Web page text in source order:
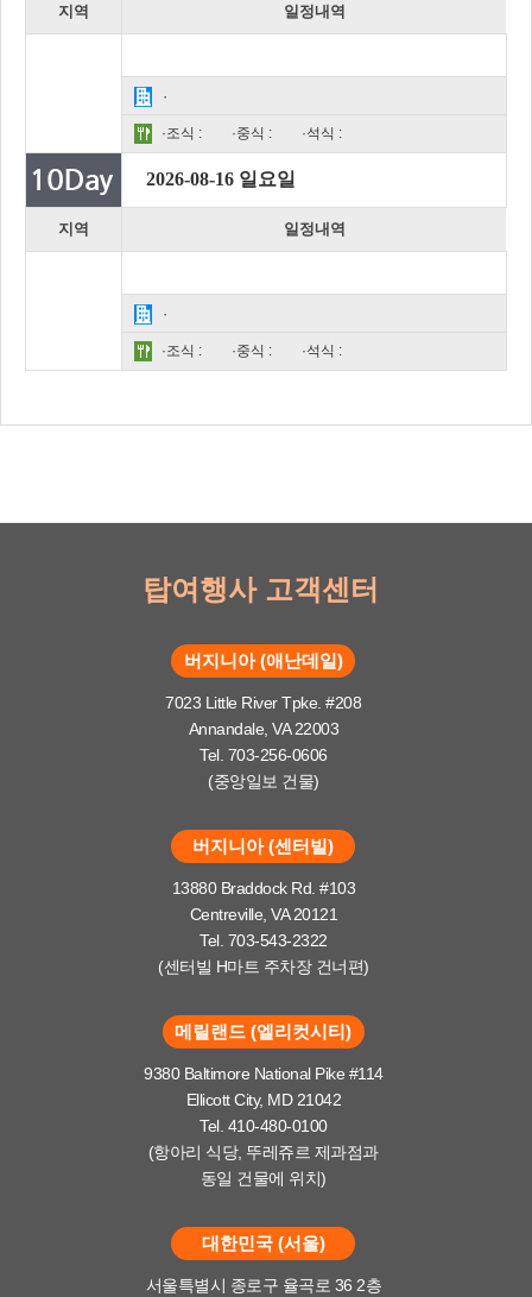
지역 일정내역
·
·조식 : ·중식 : ·석식 :
2026-08-16 일요일
지역 일정내역
·
·조식 : ·중식 : ·석식 :
탑여행사 고객센터
버지니아 (애난데일)
7023 Little River Tpke. #208
Annandale, VA 22003
Tel. 703-256-0606
(중앙일보 건물)
버지니아 (센터빌)
13880 Braddock Rd. #103
Centreville, VA 20121
Tel. 703-543-2322
(센터빌 H마트 주차장 건너편)
메릴랜드 (엘리컷시티)
9380 Baltimore National Pike #114
Ellicott City, MD 21042
Tel. 410-480-0100
(항아리 식당, 뚜레쥬르 제과점과
동일 건물에 위치)
대한민국 (서울)
서울특별시 종로구 율곡로 36 2층